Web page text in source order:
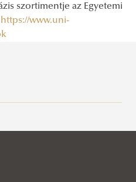
szortimentje az Egyetemi
https://www.uni-